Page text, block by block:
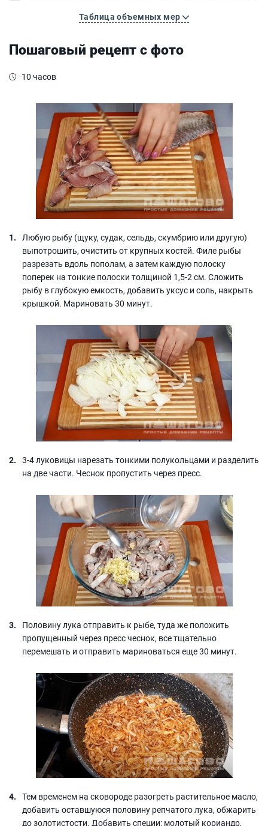
Таблица объемных мер
Пошаговый рецепт с фото
10 часов
Любую рыбу (щуку, судак, сельдь, скумбрию или другую)
выпотрошить, очистить от крупных костей. Филе рыбы
разрезать вдоль пополам, а затем каждую полоску
поперек на тонкие полоски толщиной 1,5-2 см. Сложить
рыбу в глубокую емкость, добавить уксус и соль, накрыть
крышкой. Мариновать 30 минут.
3-4 луковицы нарезать тонкими полукольцами и разделить
на две части. Чеснок пропустить через пресс.
Половину лука отправить к рыбе, туда же положить
пропущенный через пресс чеснок, все тщательно
перемешать и отправить мариноваться еще 30 минут.
Тем временем на сковороде разогреть растительное масло,
добавить оставшуюся половину репчатого лука, обжарить
до золотистости. Добавить специи: молотый кориандр,